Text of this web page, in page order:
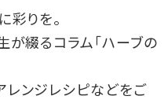
彩りを。
が綴るコラム「ハーブの
ンジレシピなどをご